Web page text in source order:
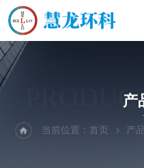
产
当前位置：首页 产